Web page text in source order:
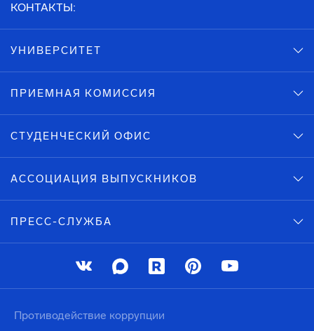
КОНТАКТЫ:
УНИВЕРСИТЕТ
ПРИЕМНАЯ КОМИССИЯ
СТУДЕНЧЕСКИЙ ОФИС
АССОЦИАЦИЯ ВЫПУСКНИКОВ
ПРЕСС-СЛУЖБА
Противодействие коррупции